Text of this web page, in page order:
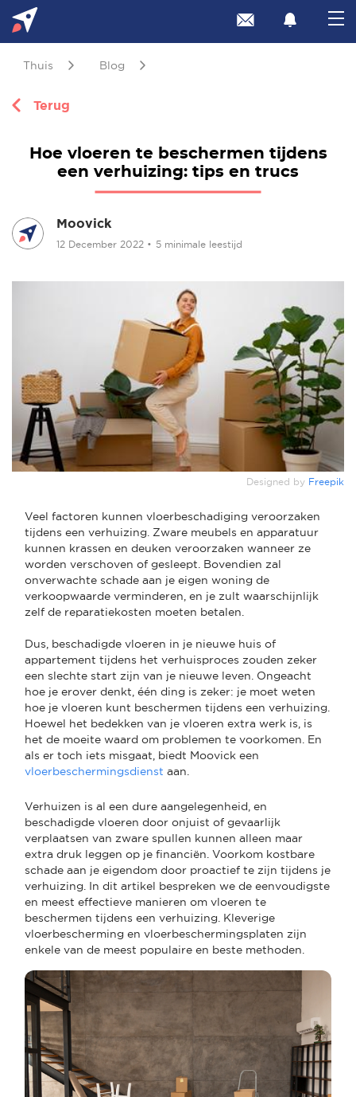
Thuis Blog
Terug
Hoe vloeren te beschermen tijdens
een verhuizing: tips en trucs
Moovick
12 December 2022 • 5 minimale leestijd
Designed by Freepik
Veel factoren kunnen vloerbeschadiging veroorzaken
tijdens een verhuizing. Zware meubels en apparatuur
kunnen krassen en deuken veroorzaken wanneer ze
worden verschoven of gesleept. Bovendien zal
onverwachte schade aan je eigen woning de
verkoopwaarde verminderen, en je zult waarschijnlijk
zelf de reparatiekosten moeten betalen.
Dus, beschadigde vloeren in je nieuwe huis of
appartement tijdens het verhuisproces zouden zeker
een slechte start zijn van je nieuwe leven. Ongeacht
hoe je erover denkt, één ding is zeker: je moet weten
hoe je vloeren kunt beschermen tijdens een verhuizing.
Hoewel het bedekken van je vloeren extra werk is, is
het de moeite waard om problemen te voorkomen. En
als er toch iets misgaat, biedt Moovick een
vloerbeschermingsdienst aan.
Verhuizen is al een dure aangelegenheid, en
beschadigde vloeren door onjuist of gevaarlijk
verplaatsen van zware spullen kunnen alleen maar
extra druk leggen op je financiën. Voorkom kostbare
schade aan je eigendom door proactief te zijn tijdens je
verhuizing. In dit artikel bespreken we de eenvoudigste
en meest effectieve manieren om vloeren te
beschermen tijdens een verhuizing. Kleverige
vloerbescherming en vloerbeschermingsplaten zijn
enkele van de meest populaire en beste methoden.